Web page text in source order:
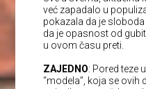
već zapadalo u
pokazala da je
da je opasnost od
u ovom času preti.
ZAJEDNO: Pored teze
“modela”, koja se ovih